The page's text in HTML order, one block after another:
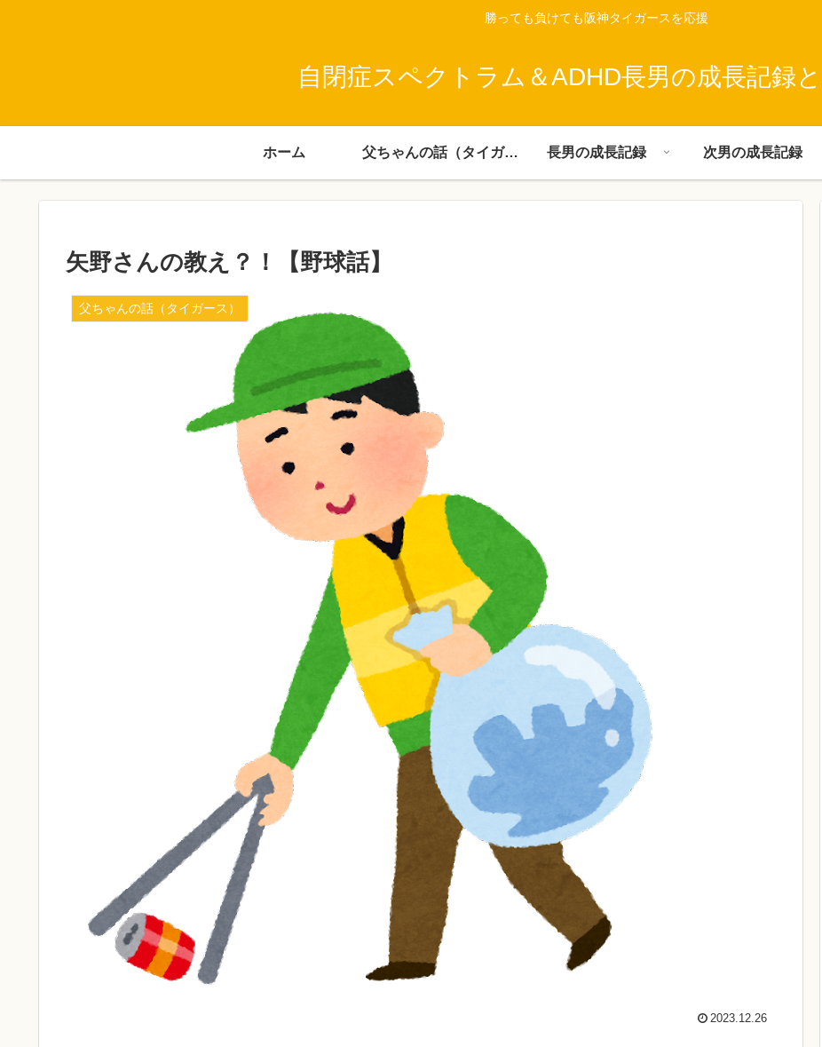
勝っても負けても阪神タイガースを応援
自閉症スペクトラム＆ADHD長男の成長記録
ホーム 父ちゃんの話（タイガース） 長男の成長記録 次男の成長記録
矢野さんの教え？！【野球話】
父ちゃんの話（タイガース）
2023.12.26